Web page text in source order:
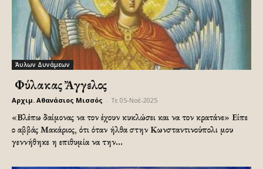
Άυλων Δυνάμεων
Ὁ Φύλακας Ἄγγελος
Αρχιμ. Αθανάσιος Μισσός Τε 05-Νοέ-2025
«Βλέπω δαίμονας να τον έχουν κυκλώσει και να τον κρατάνε» Είπε
ο αββάς Μακάριος, ότι όταν ήλθα στην Κωνσταντινούπολι μου
γεννήθηκε η επιθυμία να την...